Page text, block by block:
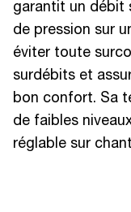
garantit un débit
de pression sur
éviter toute
surdébits et
bon confort. Sa
de faibles
réglable sur